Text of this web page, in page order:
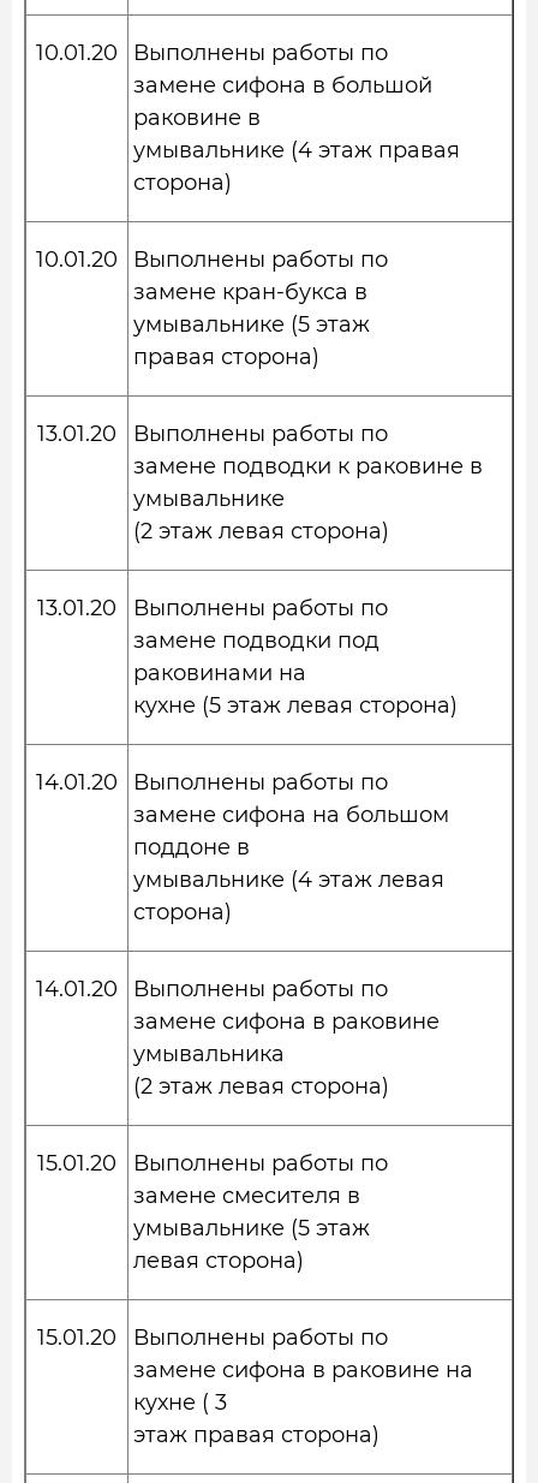
10.01.20
Выполнены работы по
замене сифона в большой
раковине в
умывальнике (4 этаж правая
сторона)
10.01.20
Выполнены работы по
замене кран-букса в
умывальнике (5 этаж
правая сторона)
13.01.20
Выполнены работы по
замене подводки к раковине в
умывальнике
(2 этаж левая сторона)
13.01.20
Выполнены работы по
замене подводки под
раковинами на
кухне (5 этаж левая сторона)
14.01.20
Выполнены работы по
замене сифона на большом
поддоне в
умывальнике (4 этаж левая
сторона)
14.01.20
Выполнены работы по
замене сифона в раковине
умывальника
(2 этаж левая сторона)
15.01.20
Выполнены работы по
замене смесителя в
умывальнике (5 этаж
левая сторона)
15.01.20
Выполнены работы по
замене сифона в раковине на
кухне ( 3
этаж правая сторона)